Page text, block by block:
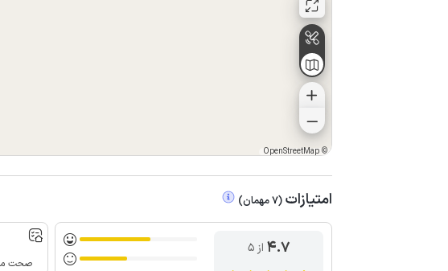
©
OpenStreetMap
امتیازات (
7مهمان)
4.7 از ۵
صحت